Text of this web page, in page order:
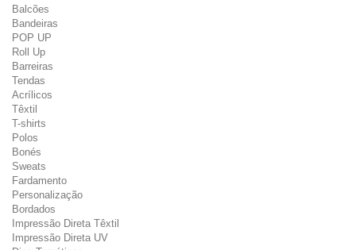
Balcões
Bandeiras
POP UP
Roll Up
Barreiras
Tendas
Acrílicos
Têxtil
T-shirts
Polos
Bonés
Sweats
Fardamento
Personalização
Bordados
Impressão Direta Têxtil
Impressão Direta UV